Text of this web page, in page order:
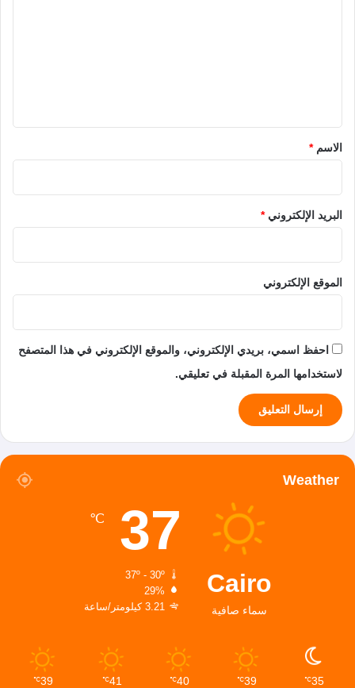
*الاسم*
البريد الإلكتروني*
الموقع الإلكتروني
احفظ اسمي، بريدي الإلكتروني، والموقع الإلكتروني في هذا المتصفح
لاستخدامها المرة المقبلة في تعليقي.
Weather
Cairo
سماء صافية
37
℃
37º - 30º
29%
3.21 كيلومتر/ساعة
35
℃
39
℃
40
℃
41
℃
39
℃